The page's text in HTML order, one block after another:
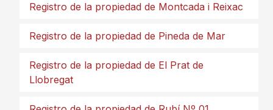
Registro de la propiedad de Montcada i Reixac
Registro de la propiedad de Pineda de Mar
Registro de la propiedad de El Prat de
Llobregat